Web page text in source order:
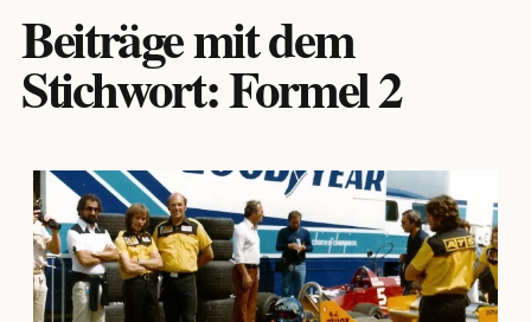
Beiträge mit dem
Stichwort: Formel 2